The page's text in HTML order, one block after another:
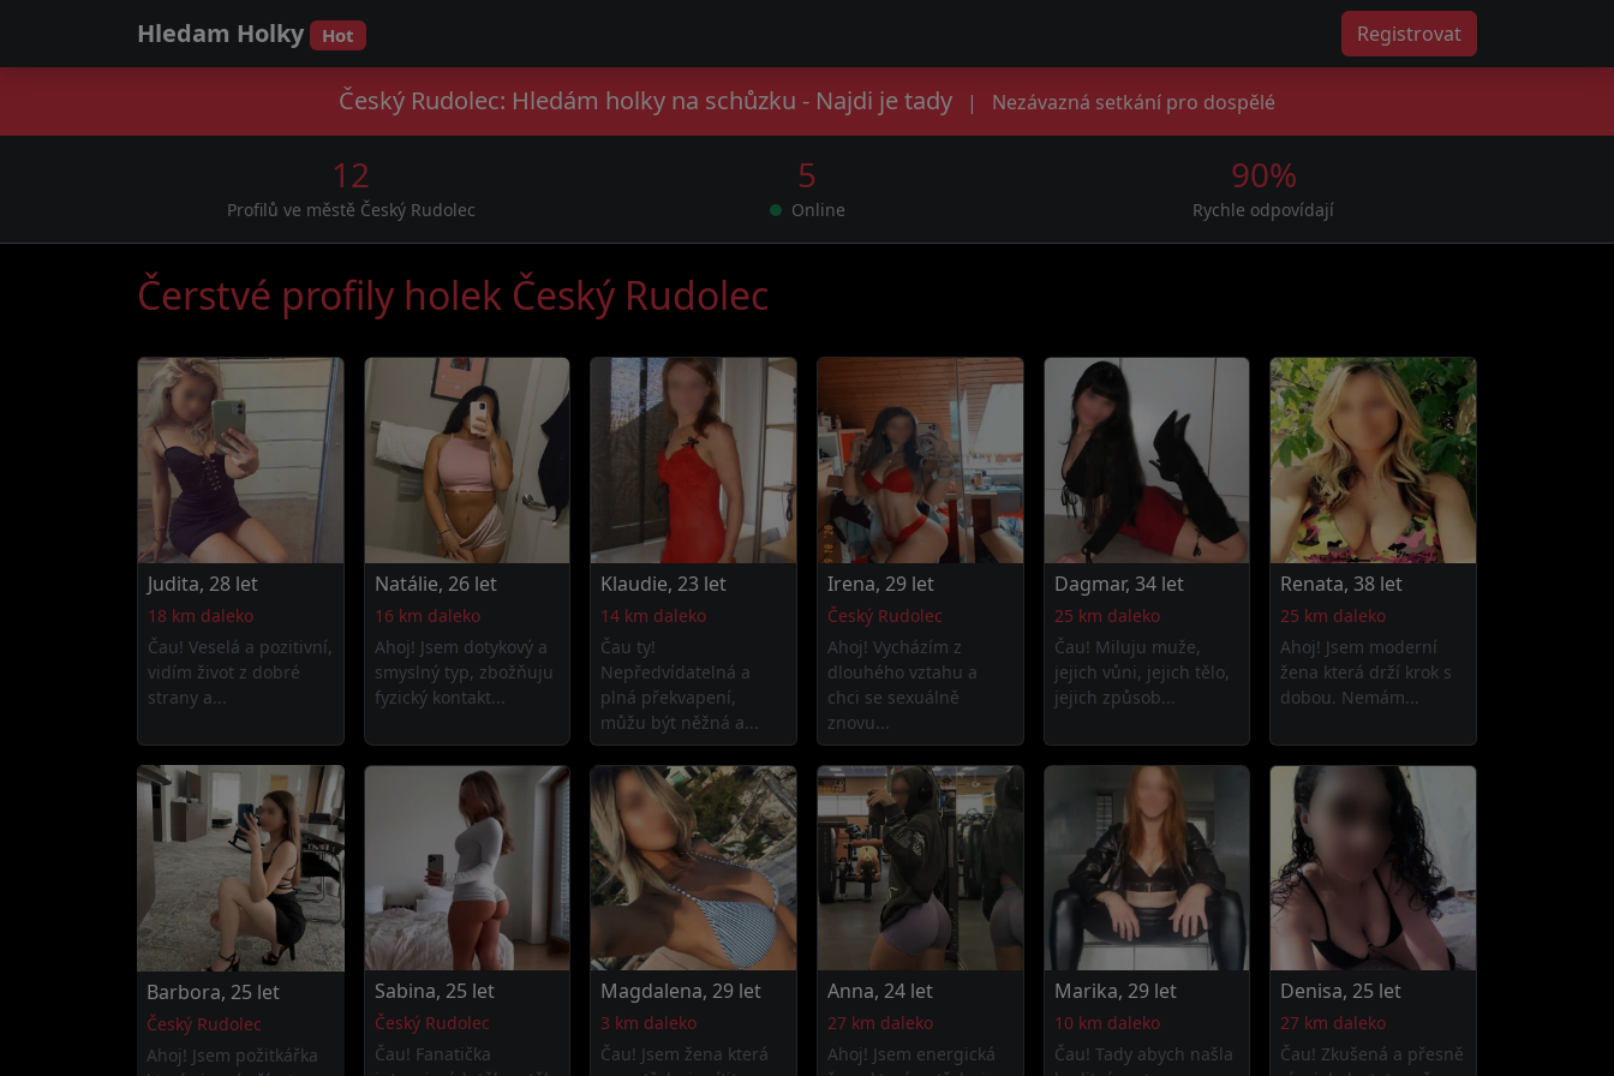
Hledam Holky Hot Registrovat
Český Rudolec: Hledám holky na schůzku - Najdi je tady | Nezávazná setkání pro dospělé
12
Profilů ve městě Český Rudolec
5
Online
90%
Rychle odpovídají
Čerstvé profily holek Český Rudolec
Judita, 28 let
18 km daleko
Čau! Veselá a pozitivní,
vidím život z dobré
strany a...
Natálie, 26 let
16 km daleko
Ahoj! Jsem dotykový a
smyslný typ, zbožňuju
fyzický kontakt...
Klaudie, 23 let
14 km daleko
Čau ty!
Nepředvídatelná a
plná překvapení,
můžu být něžná a...
Irena, 29 let
Český Rudolec
Ahoj! Vycházím z
dlouhého vztahu a
chci se sexuálně
znovu...
Dagmar, 34 let
25 km daleko
Čau! Miluju muže,
jejich vůni, jejich tělo,
jejich způsob...
Renata, 38 let
25 km daleko
Ahoj! Jsem moderní
žena která drží krok s
dobou. Nemám...
Barbora, 25 let
Český Rudolec
Ahoj! Jsem požitkářka
Sabina, 25 let
Český Rudolec
Čau! Fanatička
Magdalena, 29 let
3 km daleko
Čau! Jsem žena která
Anna, 24 let
27 km daleko
Ahoj! Jsem energická
Marika, 29 let
10 km daleko
Čau! Tady abych našla
Denisa, 25 let
27 km daleko
Čau! Zkušená a přesně